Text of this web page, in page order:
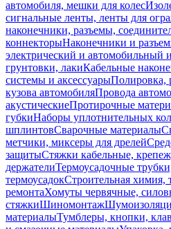
автомобиля, мешки для колес
сигнальные ленты, ленты для
наконечники, разъемы,
коннекторыНаконечники и
электрический и автомобильный
грунтовки, лакиКабельные
системы и аксессуарыПолировка,
кузова автомобиляПровода
акустическиеПротирочные
губкиНаборы уплотнительных
шплинтовСварочные материалы
метчики, миксеры для дрелей
защитыСтяжки кабельные,
держателиТермоусадочные
термоусадокСтроительная химия,
ремонтаХомуты червячные,
стяжкиШиномонтаж
материалыТумблеры, кнопки,